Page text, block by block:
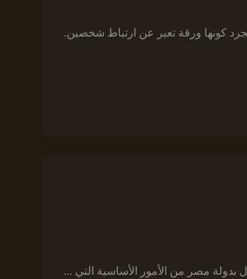
كونها ورقة تعبر عن ارتباط شخصين.
بدولة مصر من الأمور الأساسية التي ...